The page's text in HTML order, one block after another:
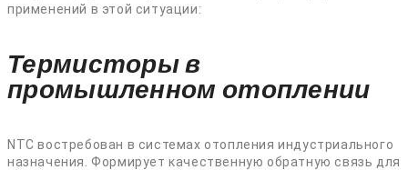
применений в этой ситуации:
Термисторы в
промышленном отоплении
NTC востребован в системах отопления индустриального
назначения. Формирует качественную обратную связь для